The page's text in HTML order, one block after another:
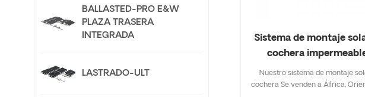
Sistema de montaje
cochera
aluminio
Nuestro sistema de montaje
cochera Se venden a África,
BALLASTED-PRO E&W
PLAZA TRASERA
INTEGRADA
LASTRADO-ULT